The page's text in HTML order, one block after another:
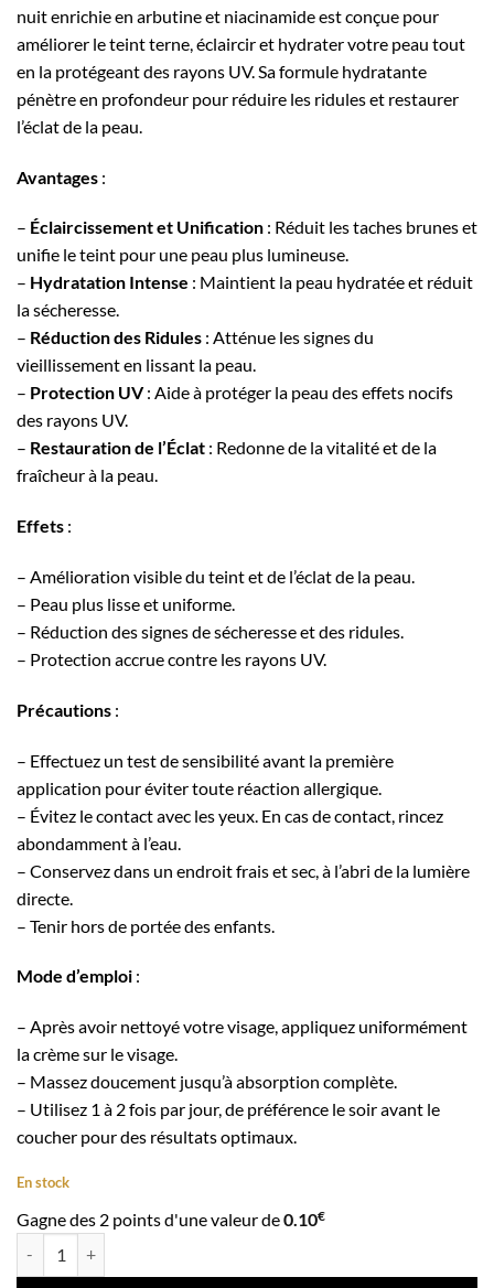
nuit enrichie en arbutine et niacinamide est conçue pour
améliorer le teint terne, éclaircir et hydrater votre peau tout
en la protégeant des rayons UV. Sa formule hydratante
pénètre en profondeur pour réduire les ridules et restaurer
l’éclat de la peau.
Avantages :
– Éclaircissement et Unification : Réduit les taches brunes et
unifie le teint pour une peau plus lumineuse.
– Hydratation Intense : Maintient la peau hydratée et réduit
la sécheresse.
– Réduction des Ridules : Atténue les signes du
vieillissement en lissant la peau.
– Protection UV: Aide à protéger la peau des effets nocifs
des rayons UV.
– Restauration de l’Éclat : Redonne de la vitalité et de la
fraîcheur à la peau.
Effets :
– Amélioration visible du teint et de l’éclat de la peau.
– Peau plus lisse et uniforme.
– Réduction des signes de sécheresse et des ridules.
– Protection accrue contre les rayons UV.
Précautions :
– Effectuez un test de sensibilité avant la première
application pour éviter toute réaction allergique.
– Évitez le contact avec les yeux. En cas de contact, rincez
abondamment à l’eau.
– Conservez dans un endroit frais et sec, à l’abri de la lumière
directe.
– Tenir hors de portée des enfants.
Mode d’emploi :
– Après avoir nettoyé votre visage, appliquez uniformément
la crème sur le visage.
– Massez doucement jusqu’à absorption complète.
– Utilisez 1 à 2 fois par jour, de préférence le soir avant le
coucher pour des résultats optimaux.
En stock
Gagne des 2 points d'une valeur de0.10€